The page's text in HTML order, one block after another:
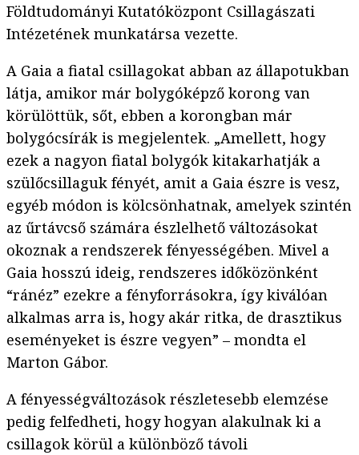
Földtudományi Kutatóközpont Csillagászati
Intézetének munkatársa vezette.
A Gaia a fiatal csillagokat abban az állapotukban
látja, amikor már bolygóképző korong van
körülöttük, sőt, ebben a korongban már
bolygócsírák is megjelentek. „Amellett, hogy
ezek a nagyon fiatal bolygók kitakarhatják a
szülőcsillaguk fényét, amit a Gaia észre is vesz,
egyéb módon is kölcsönhatnak, amelyek szintén
az űrtávcső számára észlelhető változásokat
okoznak a rendszerek fényességében. Mivel a
Gaia hosszú ideig, rendszeres időközönként
“ránéz” ezekre a fényforrásokra, így kiválóan
alkalmas arra is, hogy akár ritka, de drasztikus
eseményeket is észre vegyen” – mondta el
Marton Gábor.
A fényességváltozások részletesebb elemzése
pedig felfedheti, hogy hogyan alakulnak ki a
csillagok körül a különböző távoli